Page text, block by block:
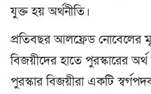
যুক্ত হয় অর্থনীতি।
প্রতিবছর আলফ্রেড নোবেলের
বিজয়ীদের হাতে পুরস্কারের
পুরস্কার বিজয়ীরা একটি